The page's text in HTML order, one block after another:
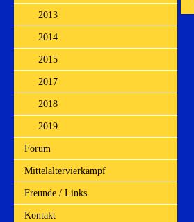
2013
2014
2015
2017
2018
2019
Forum
Mittelaltervierkampf
Freunde / Links
Kontakt